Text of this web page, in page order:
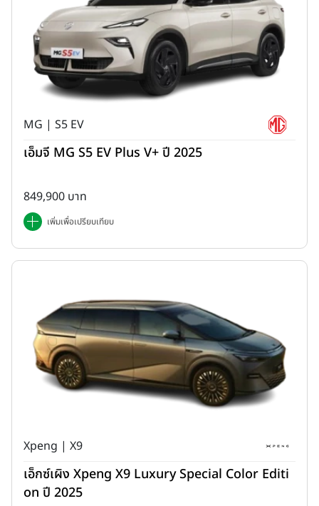
MG | S5 EV
เอ็มจี MG S5 EV Plus V+ ปี 2025
849,900 บาท
เพิ่มเพื่อเปรียบเทียบ
Xpeng | X9
เอ็กซ์เผิง Xpeng X9 Luxury Special Color Editi
on ปี 2025